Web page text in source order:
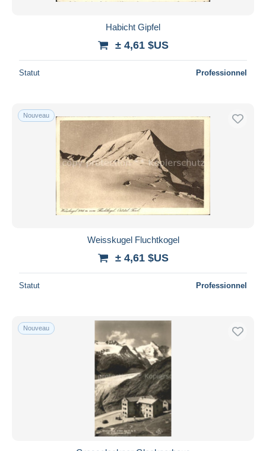
Habicht Gipfel
± 4,61 $US
Statut Professionnel
Nouveau
Weisskugel Fluchtkogel
± 4,61 $US
Statut Professionnel
Nouveau